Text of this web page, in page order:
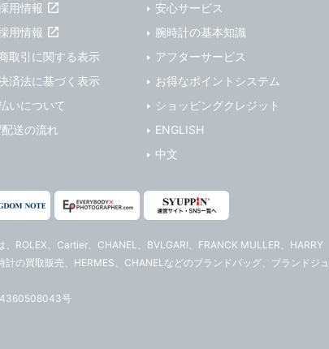
用情報
用情報
取引に関する表示
済法に基づく表示
いについて
送の流れ
安心サービス
腕時計の基本知識
アフターサービス
お得なポイントシステム
ショッピングクレジット
ENGLISH
中文
、ROLEX、Cartier、CHANEL、BVLGARI、FRANCK MULLER、HARRY
の買取販売、HERMES、CHANELなどのブランドバッグ、ブランドジュ
号